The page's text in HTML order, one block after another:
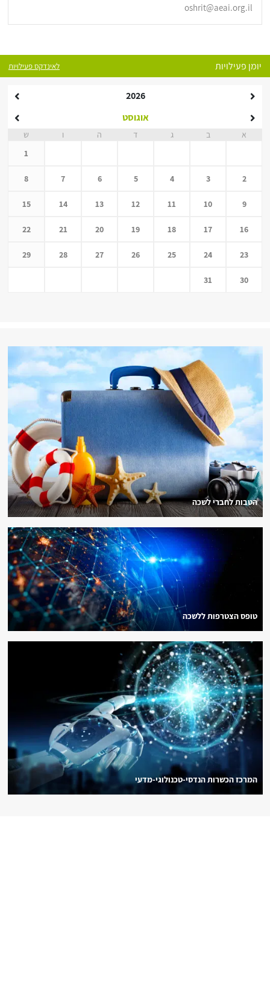
oshrit@aeai.org.il
יומן פעילויות לאינדקס פעילויות
2026
אוגוסט
א ב ג ד ה ו
ש
1
2
3
4
5
6
7
8
9
10
11
12
13
14
15
16
17
18
19
20
21
22
23
24
25
26
27
28
29
30
31
הטבות לחברי לשכה
טופס הצטרפות ללשכה
המרכז הכשרות הנדסי-טכנולוגי-מדעי